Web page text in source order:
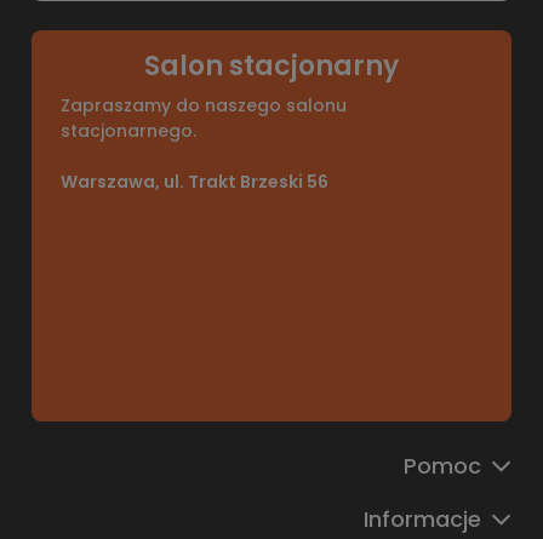
Salon stacjonarny
Zapraszamy do naszego salonu
stacjonarnego.
Warszawa, ul. Trakt Brzeski 56
Pomoc
Informacje